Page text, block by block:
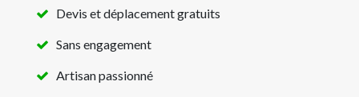
Devis et déplacement gratuits
Sans engagement
Artisan passionné